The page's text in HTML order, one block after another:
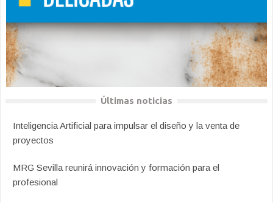
Últimas noticias
Inteligencia Artificial para impulsar el diseño y la venta de
proyectos
MRG Sevilla reunirá innovación y formación para el
profesional